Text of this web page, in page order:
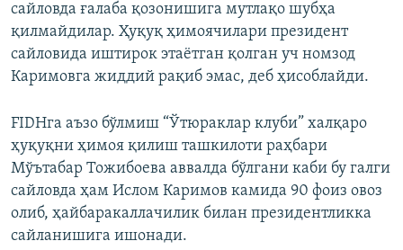
сайловда ғалаба қозонишига мутлақо шубҳа
қилмайдилар. Ҳуқуқ ҳимоячилари президент
сайловида иштирок этаётган қолган уч номзод
Каримовга жиддий рақиб эмас, деб ҳисоблайди.
FIDHга аъзо бўлмиш “Ўтюраклар клуби” халқаро
ҳуқуқни ҳимоя қилиш ташкилоти раҳбари
Мўътабар Тожибоева аввалда бўлгани каби бу галги
сайловда ҳам Ислом Каримов камида 90 фоиз овоз
олиб, ҳайбаракаллачилик билан президентликка
сайланишига ишонади.